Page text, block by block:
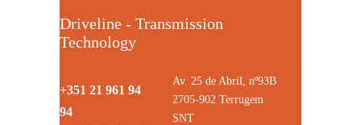
Driveline - Transmission
Technology
+351 21 961 94
94
Av. 25 de Abril, nº93B
2705-902 Terrugem
SNT